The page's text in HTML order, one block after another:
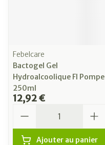
Febelcare
Bactogel Gel
Hydroalcoolique Fl Pompe
250ml
12,92 €
Ajouter au panier